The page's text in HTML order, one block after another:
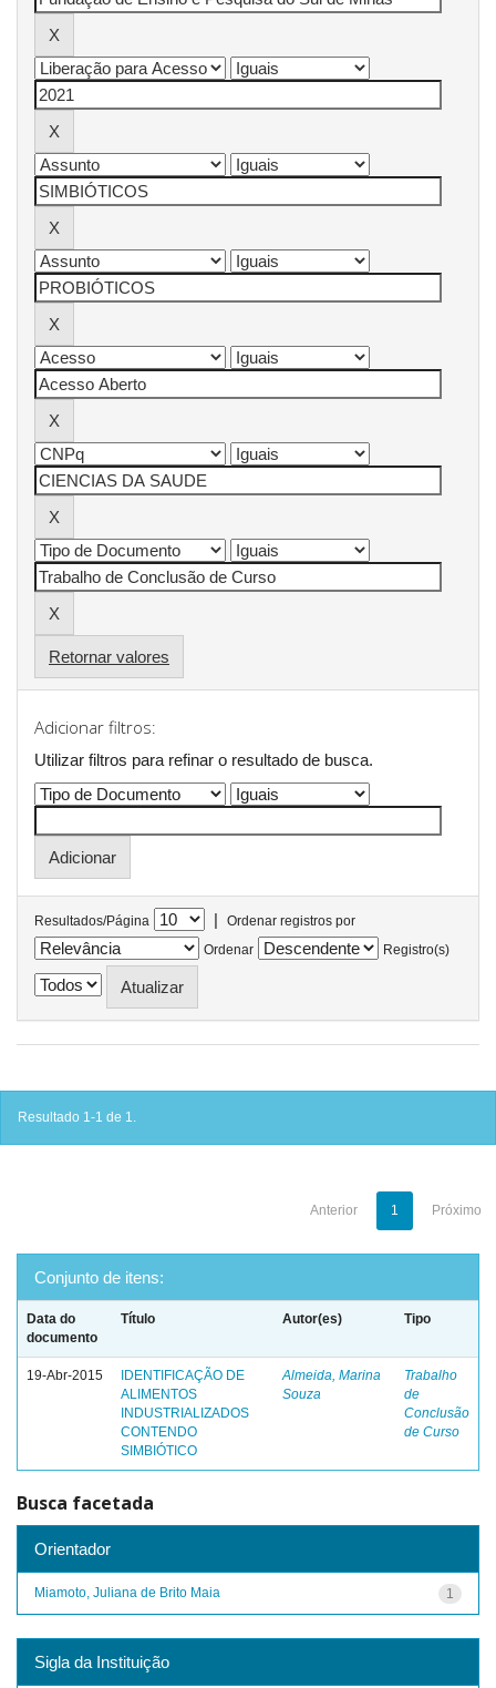
Retornar valores
Adicionar filtros:
Utilizar filtros para refinar o resultado de busca.
Resultados/Página |
Ordenar registros por
Ordenar
Registro(s)
Resultado 1-1 de 1.
Anterior 1 Próximo
Conjunto de itens:
Data do
documento
Título Autor(es) Tipo
19-Abr-2015
IDENTIFICAÇÃO DE
ALIMENTOS
INDUSTRIALIZADOS
CONTENDO
SIMBIÓTICO
Almeida, Marina
Souza
Trabalho
de
Conclusão
de Curso
Busca facetada
Orientador
1
Miamoto, Juliana de Brito Maia
Sigla da Instituição